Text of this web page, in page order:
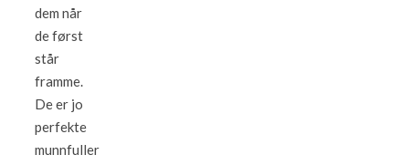
dem når
de først
står
framme.
De er jo
perfekte
munnfuller